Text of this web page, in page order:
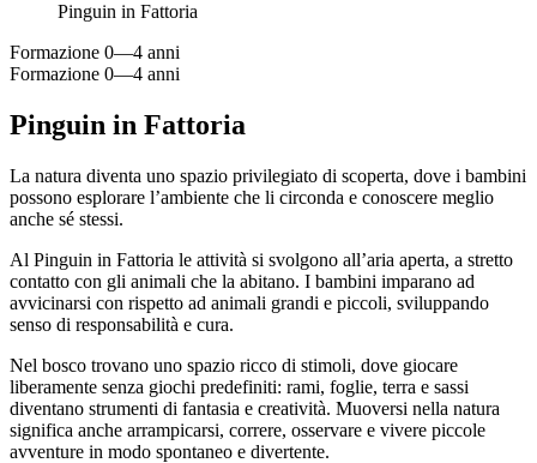
Pinguin in Fattoria
Formazione 0—4 anni
Formazione 0—4 anni
Pinguin in Fattoria
La natura diventa uno spazio privilegiato di scoperta, dove i bambini
possono esplorare l’ambiente che li circonda e conoscere meglio
anche sé stessi.
Al Pinguin in Fattoria le attività si svolgono all’aria aperta, a stretto
contatto con gli animali che la abitano. I bambini imparano ad
avvicinarsi con rispetto ad animali grandi e piccoli, sviluppando
senso di responsabilità e cura.
Nel bosco trovano uno spazio ricco di stimoli, dove giocare
liberamente senza giochi predefiniti: rami, foglie, terra e sassi
diventano strumenti di fantasia e creatività. Muoversi nella natura
significa anche arrampicarsi, correre, osservare e vivere piccole
avventure in modo spontaneo e divertente.